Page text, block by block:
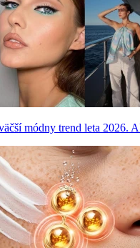
módny trend leta 2026.